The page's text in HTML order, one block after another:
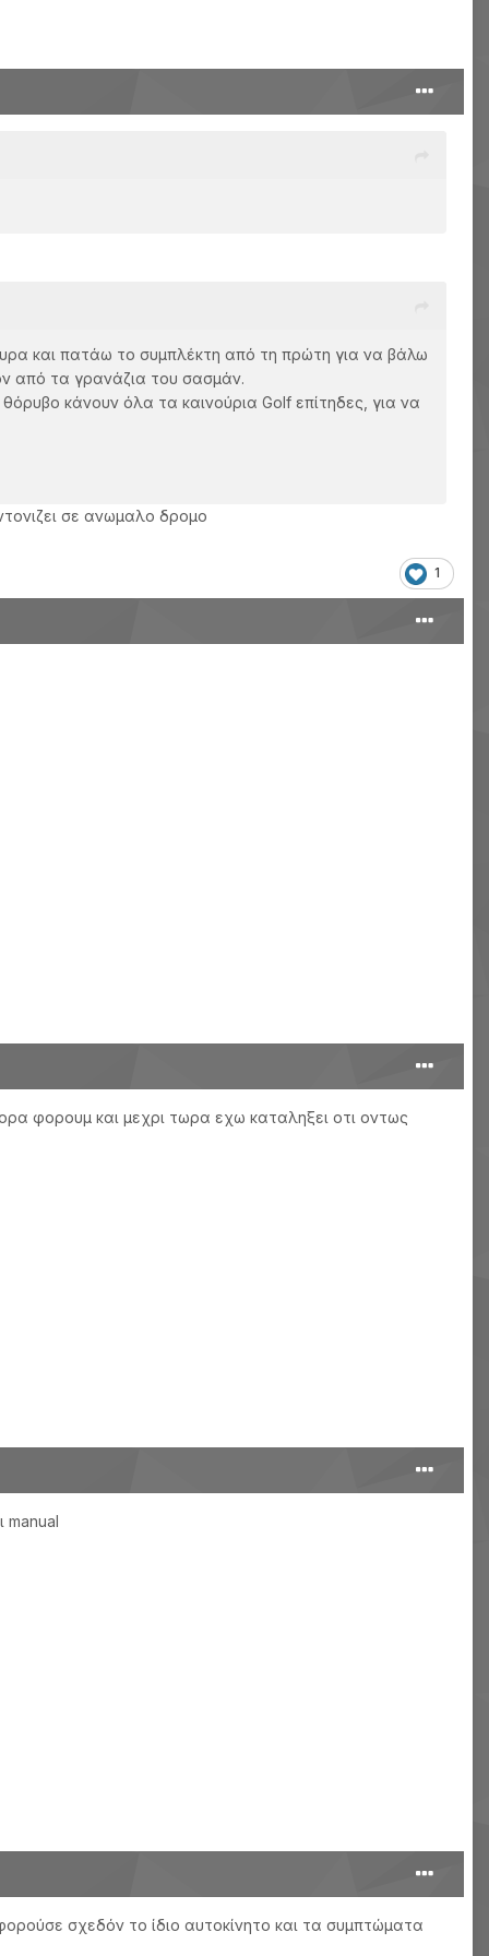
και πατάω το συμπλέκτη από τη πρώτη για να βάλω
από τα γρανάζια του σασμάν.
κάνουν όλα τα καινούρια Golf επίτηδες, για να
σε ανωμαλο δρομο
1
φορουμ και μεχρι τωρα εχω καταληξει οτι οντως
manual
σχεδόν το ίδιο αυτοκίνητο και τα συμπτώματα